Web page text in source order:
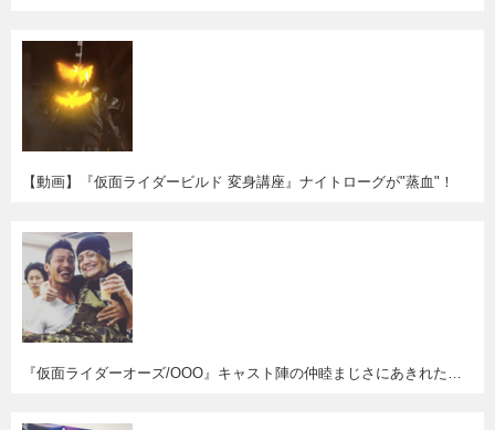
【動画】『仮面ライダービルド 変身講座』ナイトローグが"蒸血"！